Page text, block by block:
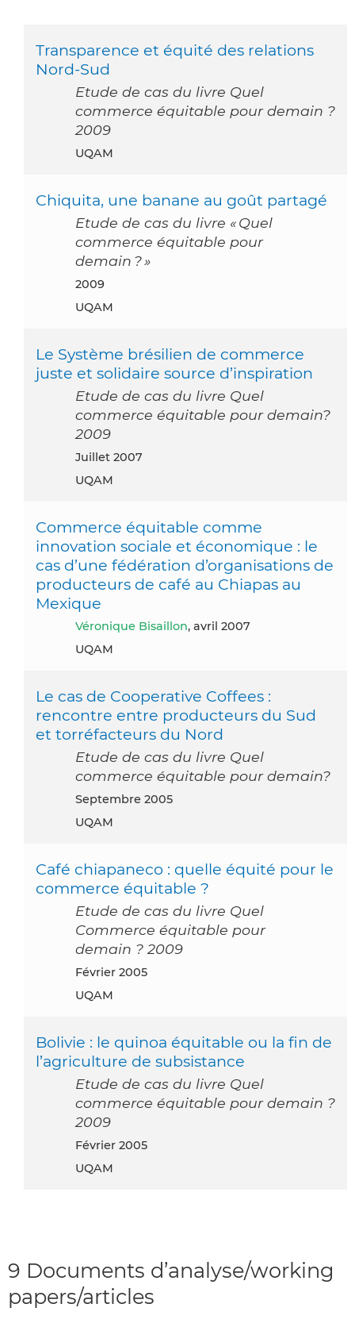
Transparence et équité des relations
Nord-Sud
Etude de cas du livre Quel
commerce équitable pour demain ?
2009
UQAM
Chiquita, une banane au goût partagé
Etude de cas du livre « Quel
commerce équitable pour
demain ? »
2009
UQAM
Le Système brésilien de commerce
juste et solidaire source d’inspiration
Etude de cas du livre Quel
commerce équitable pour demain?
2009
juillet 2007
UQAM
Commerce équitable comme
innovation sociale et économique : le
cas d’une fédération d’organisations de
producteurs de café au Chiapas au
Mexique
Véronique Bisaillon, avril 2007
UQAM
Le cas de Cooperative Coffees :
rencontre entre producteurs du Sud
et torréfacteurs du Nord
Etude de cas du livre Quel
commerce équitable pour demain?
septembre 2005
UQAM
Café chiapaneco : quelle équité pour le
commerce équitable ?
Etude de cas du livre Quel
Commerce équitable pour
demain ? 2009
février 2005
UQAM
Bolivie : le quinoa équitable ou la fin de
l’agriculture de subsistance
Etude de cas du livre Quel
commerce équitable pour demain ?
2009
février 2005
UQAM
9 Documents d’analyse/working
papers/articles